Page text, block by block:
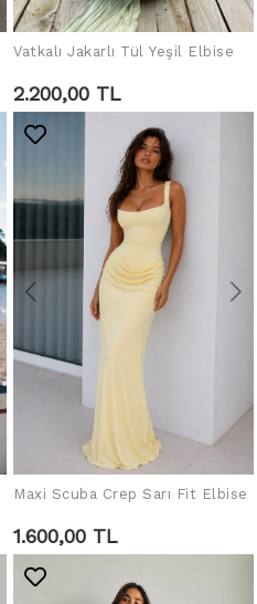
IN DEN WARENKORB
Vatkalı Jakarlı Tül Yeşil Elbise
2.200,00 TL
IN DEN WARENKORB
Maxi Scuba Crep Sarı Fit Elbise
1.600,00 TL